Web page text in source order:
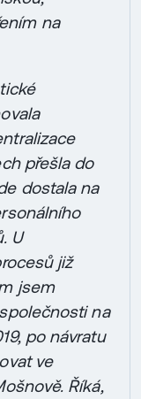
na
přešla do
dostala na
U
již
jsem
na
po návratu
ve
Říká,